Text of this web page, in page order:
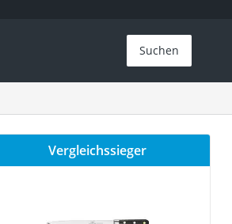
Suchen
Vergleichssieger